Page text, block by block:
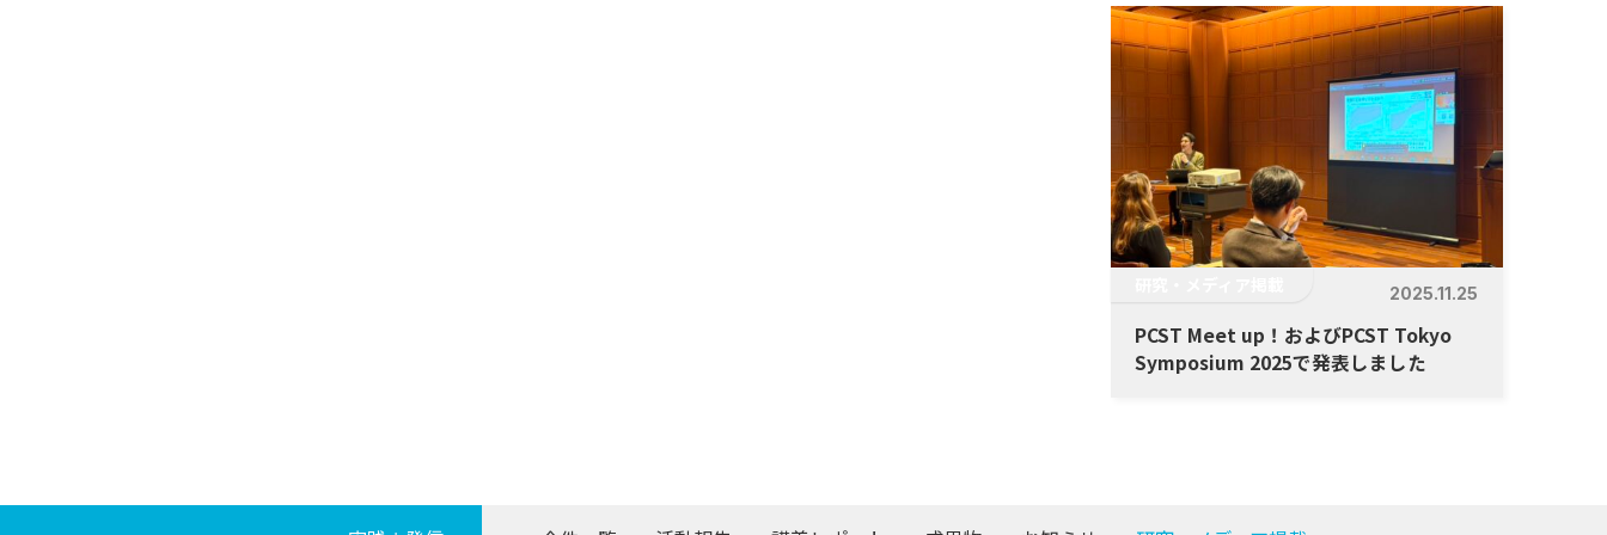
2025.11.25
PCST Meet up！およびPCST Tokyo
Symposium 2025で発表しました